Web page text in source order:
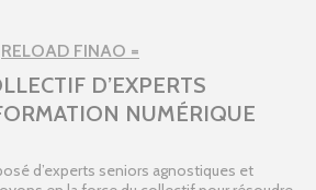
RELOAD FINAO =
D’EXPERTS
NUMÉRIQUE
d’experts seniors agnostiques et